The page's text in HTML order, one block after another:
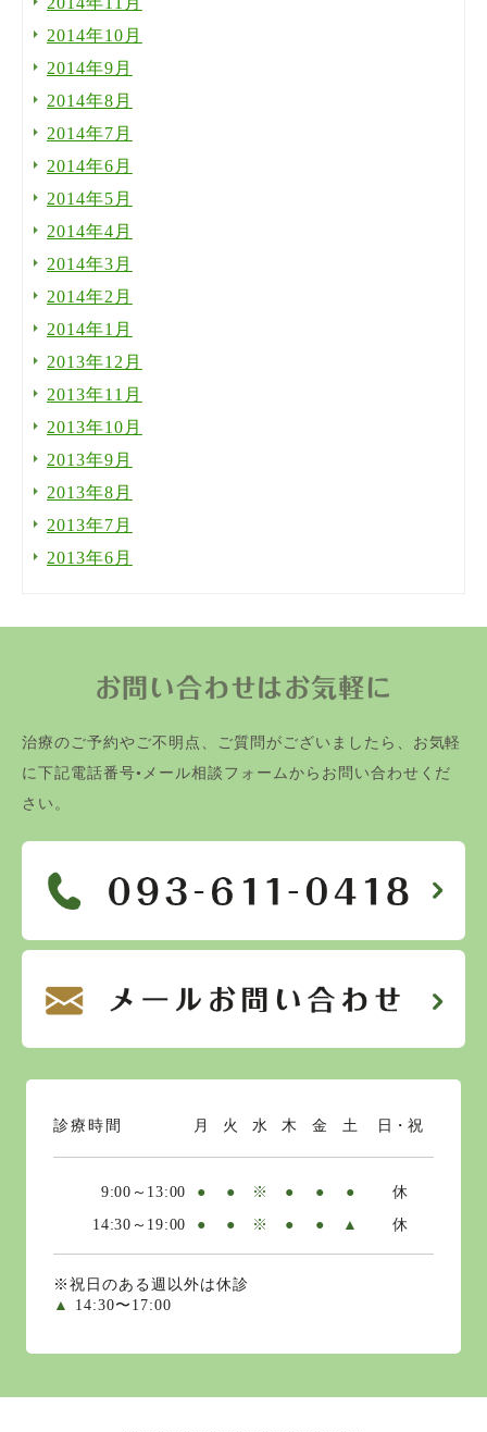
2014年10月
2014年9月
2014年8月
2014年7月
2014年6月
2014年5月
2014年4月
2014年3月
2014年2月
2014年1月
2013年12月
2013年11月
2013年10月
2013年9月
2013年8月
2013年7月
2013年6月
お問い合わせはお気軽に
治療のご予約やご不明点、ご質問がございましたら、お気軽
に下記電話番号•メール相談フォームからお問い合わせくだ
さい。
診療時間 月 火 水 木 金 土 日・祝
9:00～13:00 ● ● ※ ● ● ●
休
14:30～19:00
● ● ※ ● ● ▲ 休
※祝日のある週以外は休診
▲
14:30〜17:00